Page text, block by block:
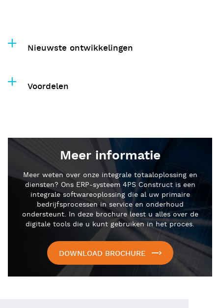
Nieuwste ontwikkelingen
Voordelen
Meer informatie
Meer weten over onze integrale totaaloplossing en
diensten? Ons ERP-systeem 4PS Construct is een
integrale softwareoplossing die al uw primaire
bedrijfsprocessen in service en onderhoud
ondersteunt. In deze brochure leest u alles over de
digitale tools die u kunt gebruiken in het proces.
DOWNLOAD BROCHURE